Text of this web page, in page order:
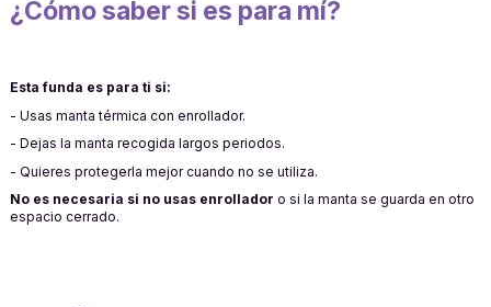
¿Cómo saber si es para mí?
Esta funda es para ti si:
- Usas manta térmica con enrollador.
- Dejas la manta recogida largos periodos.
- Quieres protegerla mejor cuando no se utiliza.
No es necesaria si no usas enrollador o si la manta se guarda en otro
espacio cerrado.